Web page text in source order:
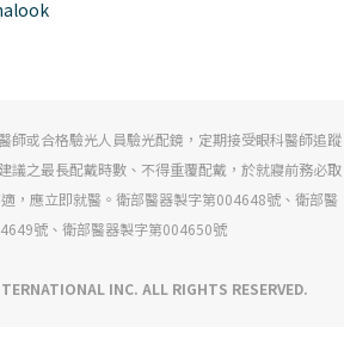
師或合格驗光人員驗光配鏡，定期接受眼科醫師追蹤
議之最長配戴時數、不得重覆配戴，於就寢前務必取
，應立即就醫。衛部醫器製字第004648號、衛部醫
號、衛部醫器製字第004650號
INC. ALL RIGHTS RESERVED.